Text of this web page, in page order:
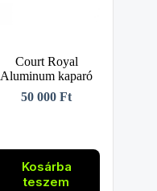
Court Royal
Aluminum kaparó
50 000Ft
Kosárba
teszem